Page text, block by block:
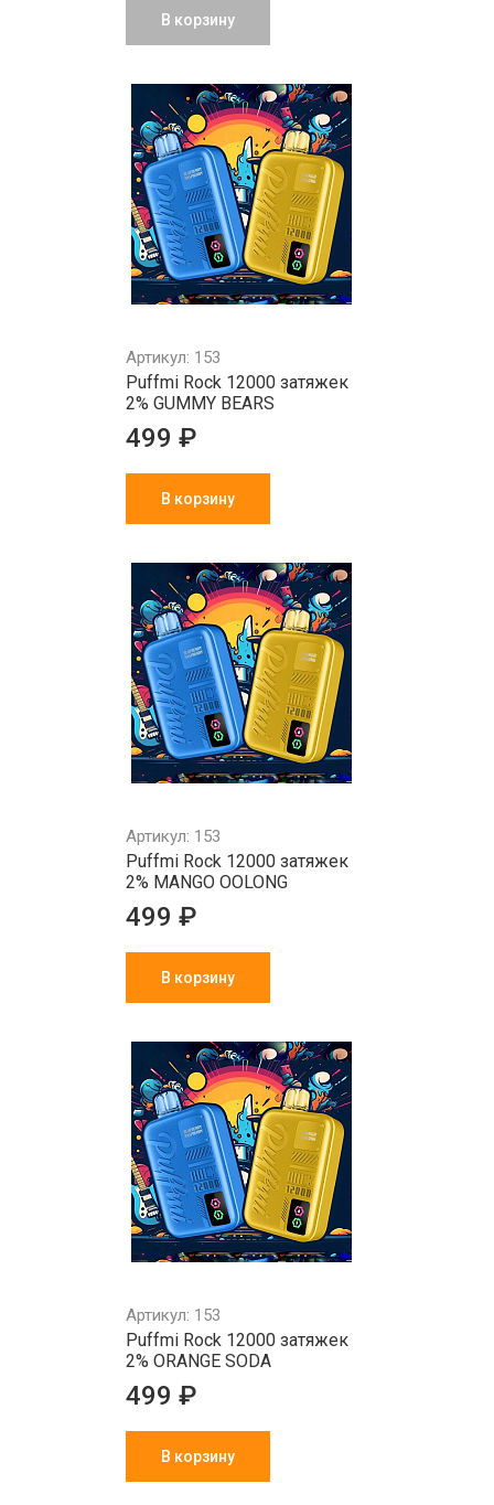
В корзину
Артикул: 153
Puffmi Rock 12000 затяжек
2% GUMMY BEARS
499 ₽
В корзину
Артикул: 153
Puffmi Rock 12000 затяжек
2% MANGO OOLONG
499 ₽
В корзину
Артикул: 153
Puffmi Rock 12000 затяжек
2% ORANGE SODA
499 ₽
В корзину